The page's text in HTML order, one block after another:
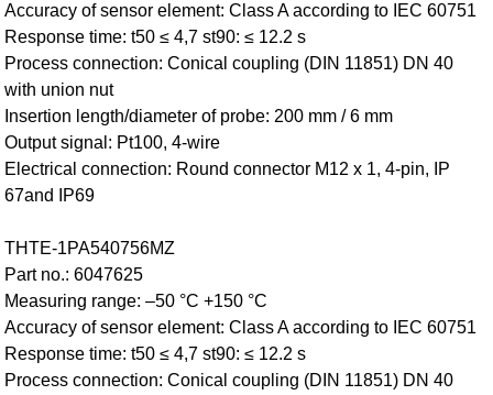
Accuracy of sensor element: Class A according to IEC 60751
Response time: t50 ≤ 4,7 st90: ≤ 12.2 s
Process connection: Conical coupling (DIN 11851) DN 40
with union nut
Insertion length/diameter of probe: 200 mm / 6 mm
Output signal: Pt100, 4-wire
Electrical connection: Round connector M12 x 1, 4-pin, IP
67and IP69
THTE-1PA540756MZ
Part no.: 6047625
Measuring range: –50 °C +150 °C
Accuracy of sensor element: Class A according to IEC 60751
Response time: t50 ≤ 4,7 st90: ≤ 12.2 s
Process connection: Conical coupling (DIN 11851) DN 40